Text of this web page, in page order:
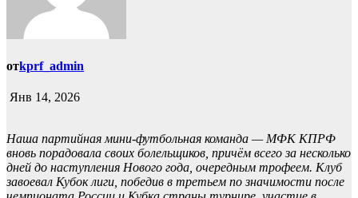
отkprf_admin
Янв 14, 2026
Наша партийная мини-футбольная команда — МФК КПРФ
вновь порадовала своих болельщиков, причём всего за несколько
дней до наступления Нового года, очередным трофеем. Клуб
завоевал Кубок лиги, победив в третьем по значимости после